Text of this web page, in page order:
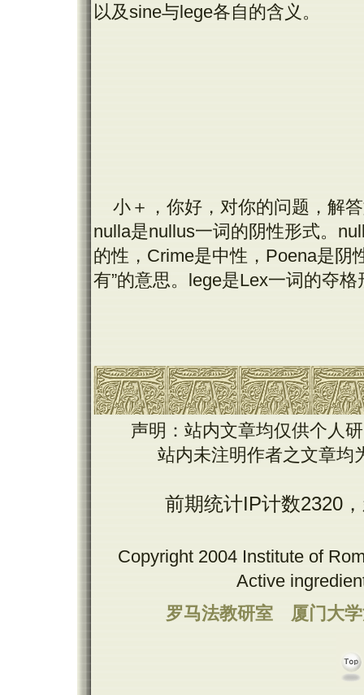
以及sine与lege各自的含义。
小＋，你好，对你的问题，解
nulla是nullus一词的阴性形式。
的性，Crime是中性，Poena是阴
有”的意思。lege是Lex一词的夺格
声明：站内文章均仅供个人
站内未注明作者之文章均
前期统计IP计数2320
Copyright 2004 Institute of
Active
罗马法教研室
厦门大